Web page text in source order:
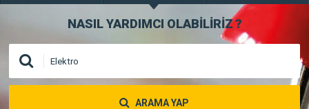
NASIL YARDIMCI OLABİLİRİZ?
ARAMA YAP